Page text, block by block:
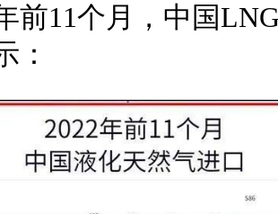
前11个月，中国
：